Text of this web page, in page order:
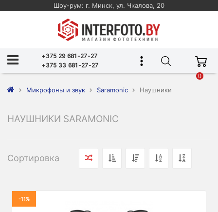
Шоу-рум: г. Минск, ул. Чкалова, 20
+375 29 681-27-27
+375 33 681-27-27
0
Микрофоны и звук Saramonic Наушники
НАУШНИКИ SARAMONIC
Сортировка
-11%